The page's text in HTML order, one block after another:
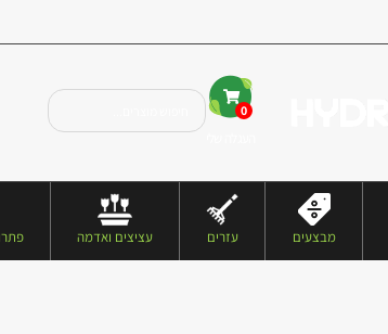
0
מבצעים עזרים עציצים ואדמה